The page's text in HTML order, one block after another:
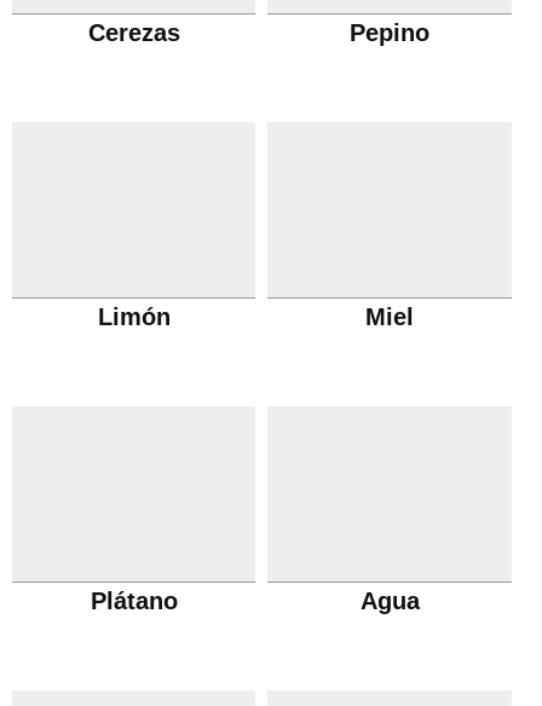
Cerezas Pepino
Limón Miel
Plátano Agua